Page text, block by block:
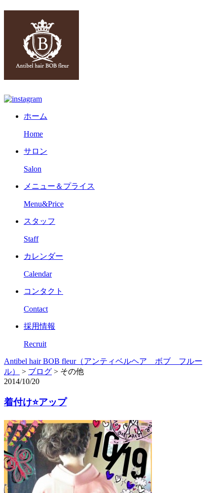
ホーム
Home
サロン
Salon
メニュー＆プライス
Menu&Price
スタッフ
Staff
カレンダー
Calendar
コンタクト
Contact
採用情報
Recruit
Antibel hair BOB fleur（アンティベルヘア ボブ フルー
ル）
> ブログ > その他
2014/10/20
着付け⭐️アップ